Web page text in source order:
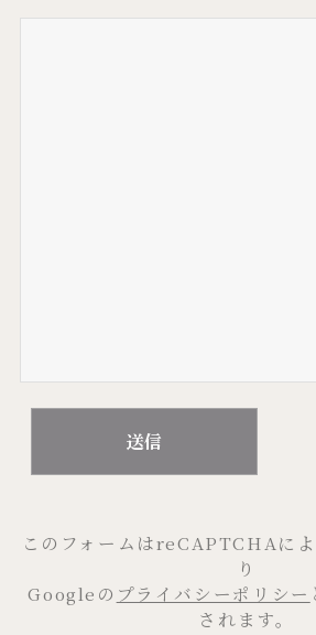
このフォームはreCAPTCHAに
り
Googleの プライバシーポリシー
されます。